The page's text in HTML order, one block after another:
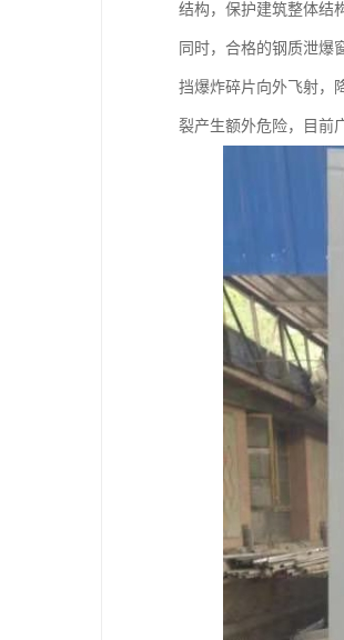
结构，保护建筑整体结
同时，合格的钢质泄爆
挡爆炸碎片向外飞射，
裂产生额外危险，目前